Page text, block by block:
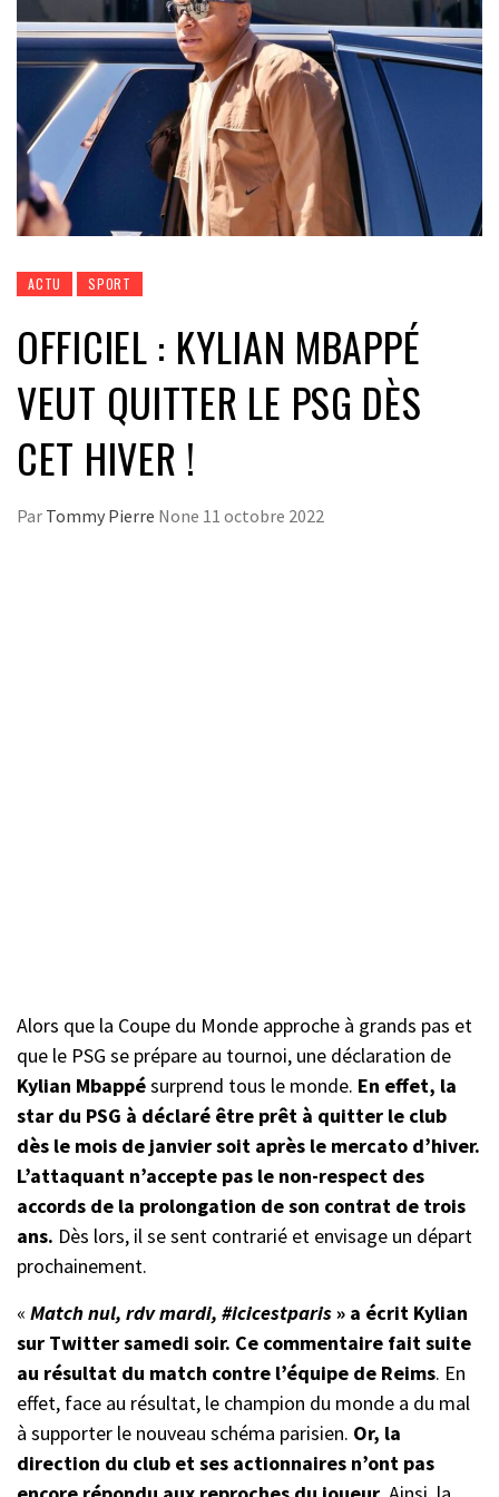
ACTU SPORT
OFFICIEL : KYLIAN MBAPPÉ
VEUT QUITTER LE PSG DÈS
CET HIVER !
Par Tommy Pierre None 11 octobre 2022
Alors que la Coupe du Monde approche à grands pas et
que le PSG se prépare au tournoi, une déclaration de
Kylian Mbappésurprend tous le monde. En effet, la
star du PSG à déclaré être prêt à quitter le club
dès le mois de janvier soit après le mercato d’hiver.
L’attaquant n’accepte pas le non-respect des
accords de la prolongation de son contrat de trois
ans. Dès lors, il se sent contrarié et envisage un départ
prochainement.
« Match nul, rdv mardi, #icicestparis» a écrit Kylian
sur Twitter samedi soir. Ce commentaire fait suite
au résultat du match contre l’équipe de Reims. En
effet, face au résultat, le champion du monde a du mal
à supporter le nouveau schéma parisien. Or, la
direction du club et ses actionnaires n’ont pas